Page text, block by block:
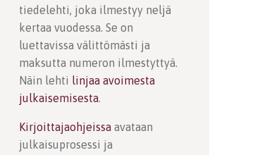
tiedelehti, joka ilmestyy neljä
kertaa vuodessa. Se on
luettavissa välittömästi ja
maksutta numeron ilmestyttyä.
Näin lehti linjaa avoimesta
julkaisemisesta.
Kirjoittajaohjeissa avataan
julkaisuprosessi ja